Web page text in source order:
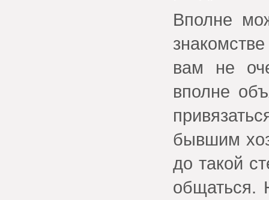
Вполне
вам не
вполне
бывшим
до такой
общаться.